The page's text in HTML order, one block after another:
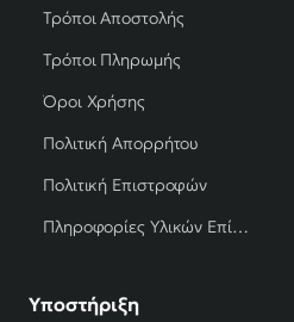
Τρόποι Αποστολής
Τρόποι Πληρωμής
Όροι Χρήσης
Πολιτική Απορρήτου
Πολιτική Επιστροφών
Πληροφορίες Υλικών Επίπλων
Υποστήριξη